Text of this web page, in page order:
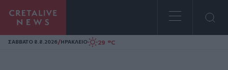
Homepage
ΣAΒΒΑΤΟ 8.8.2026/ΗΡΑΚΛΕΙΟ 29 °C